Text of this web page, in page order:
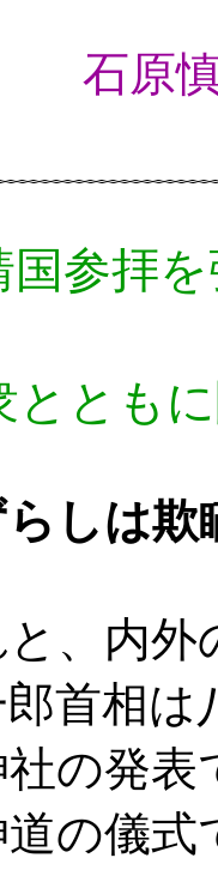
原慎
国参拝
ととも
しは欺
、内外
首相
社の発
の儀